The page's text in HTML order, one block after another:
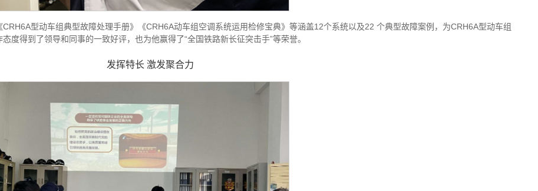
型动车组典型故障处理手册》《CRH6A动车组空调系统运用检修宝典》等涵盖12个系统以及22 个典型故障案例，为CRH6A型动车组
度得到了领导和同事的一致好评，也为他赢得了“全国铁路新长征突击手”等荣誉。
发挥特长 激发聚合力